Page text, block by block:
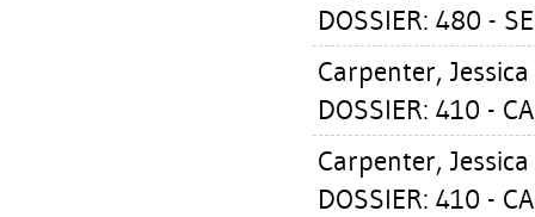
DOSSIER: 480 -
Carpenter, Jessica
DOSSIER: 410 -
Carpenter, Jessica
DOSSIER: 410 -